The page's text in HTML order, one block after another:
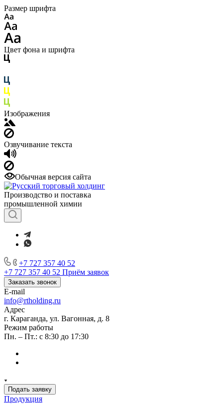
Размер шрифта
Цвет фона и шрифта
Изображения
Озвучивание текста
Обычная версия сайта
Производство и поставка
промышленной химии
+7 727 357 40 52
+7 727 357 40 52 Приём заявок
Заказать звонок
E-mail
info@rtholding.ru
Адрес
г. Караганда, ул. Вагонная, д. 8
Режим работы
Пн. – Пт.: с 8:30 до 17:30
Подать заявку
Продукция